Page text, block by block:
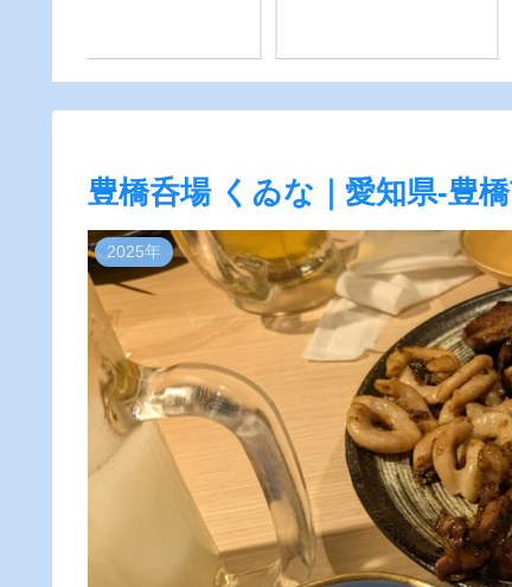
豊橋呑場 くゐな｜愛知県-豊
2025年